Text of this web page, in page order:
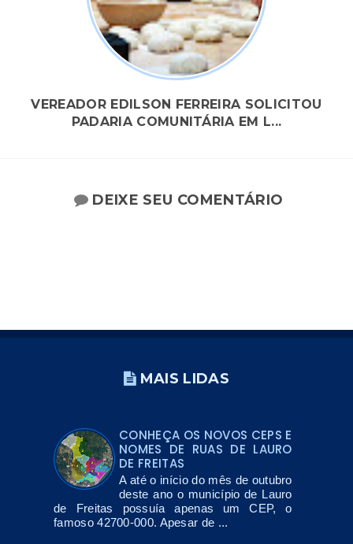
VEREADOR EDILSON FERREIRA SOLICITOU
PADARIA COMUNITÁRIA EM L...
DEIXE SEU COMENTÁRIO
MAIS LIDAS
CONHEÇA OS NOVOS CEPS E
NOMES DE RUAS DE LAURO
DE FREITAS
A até o início do mês de outubro
deste ano o município de Lauro
de Freitas possuía apenas um CEP, o
famoso 42700-000. Apesar de ...